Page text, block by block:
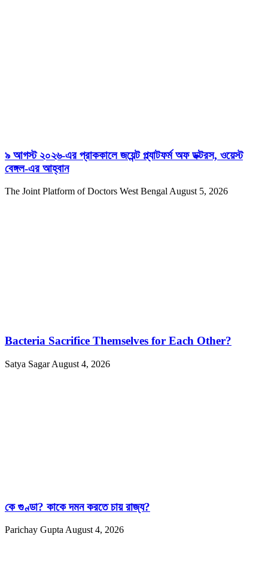
৯ আগস্ট ২০২৬-এর প্রাককালে জয়েন্ট প্ল্যাটফর্ম অফ ডক্টরস, ওয়েস্ট
বেঙ্গল-এর আহ্বান
The Joint Platform of Doctors West BengalAugust 5, 2026
Bacteria Sacrifice Themselves for Each Other?
Satya SagarAugust 4, 2026
কে গুণ্ডা? কাকে দমন করতে চায় রাজ্য?
Parichay Gupta August 4, 2026